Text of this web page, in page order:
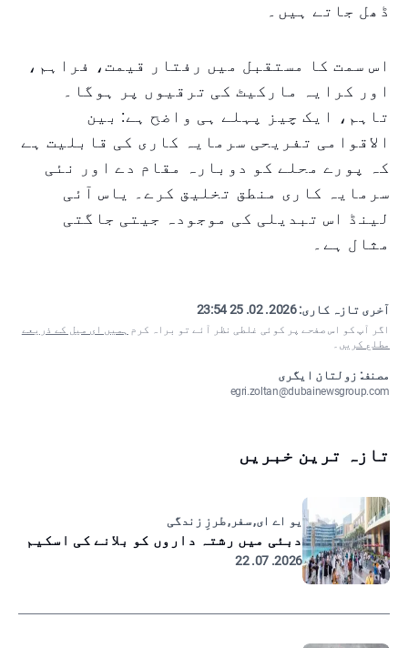
ڈھل جاتے ہیں۔
اس سمت کا مستقبل میں رفتار قیمت، فراہم،
اور کرایہ مارکیٹ کی ترقیوں پر ہوگا۔
تاہم، ایک چیز پہلے ہی واضح ہے: بین
الاقوامی تفریحی سرمایہ کاری کی قابلیت ہے
کہ پورے محلے کو دوبارہ مقام دے اور نئی
سرمایہ کاری منطق تخلیق کرے۔ یاس آئی
لینڈ اس تبدیلی کی موجودہ جیتی جاگتی
مثال ہے۔
آخری تازہ کاری:2026. 02. 25 23:54
اگر آپ کو اس صفحے پر کوئی غلطی نظر آئے تو براہ کرم ہمیں ای میل کے ذریعے
مطلع کریں ۔
مصنف: زولتان ایگری
egri.zoltan@dubainewsgroup.com
تازہ ترین خبریں
یو اے ای, سفر, طرزِ زندگی
دبئی میں رشتہ داروں کو بلانے کی اسکیم
2026. 07. 22